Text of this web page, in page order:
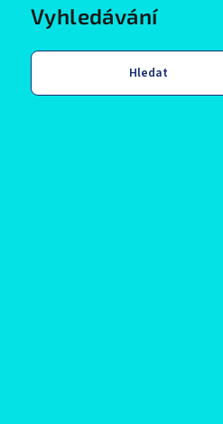
Vyhledávání
Hledat